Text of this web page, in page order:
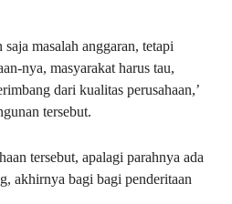
masalah anggaran, tetapi
nya, masyarakat harus tau,
dari kualitas perusahaan,’
tersebut.
tersebut, apalagi parahnya ada
akhirnya bagi bagi penderitaan